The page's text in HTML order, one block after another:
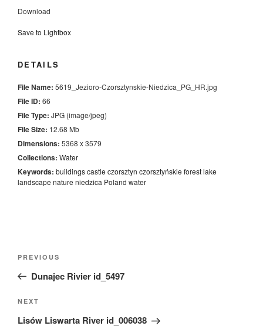
Download
Save to Lightbox
DETAILS
File Name: 5619_Jezioro-Czorsztynskie-Niedzica_PG_HR.jpg
File ID: 66
File Type: JPG (image/jpeg)
File Size: 12.68 Mb
Dimensions: 5368 x 3579
Collections: Water
Keywords: buildingscastle czorsztyn czorsztyńskie forestlake
landscape nature niedzica Poland water
Previous
Post
PREVIOUS
Dunajec Rivier id_5497
Next
Post
NEXT
Lisów Liswarta River id_006038